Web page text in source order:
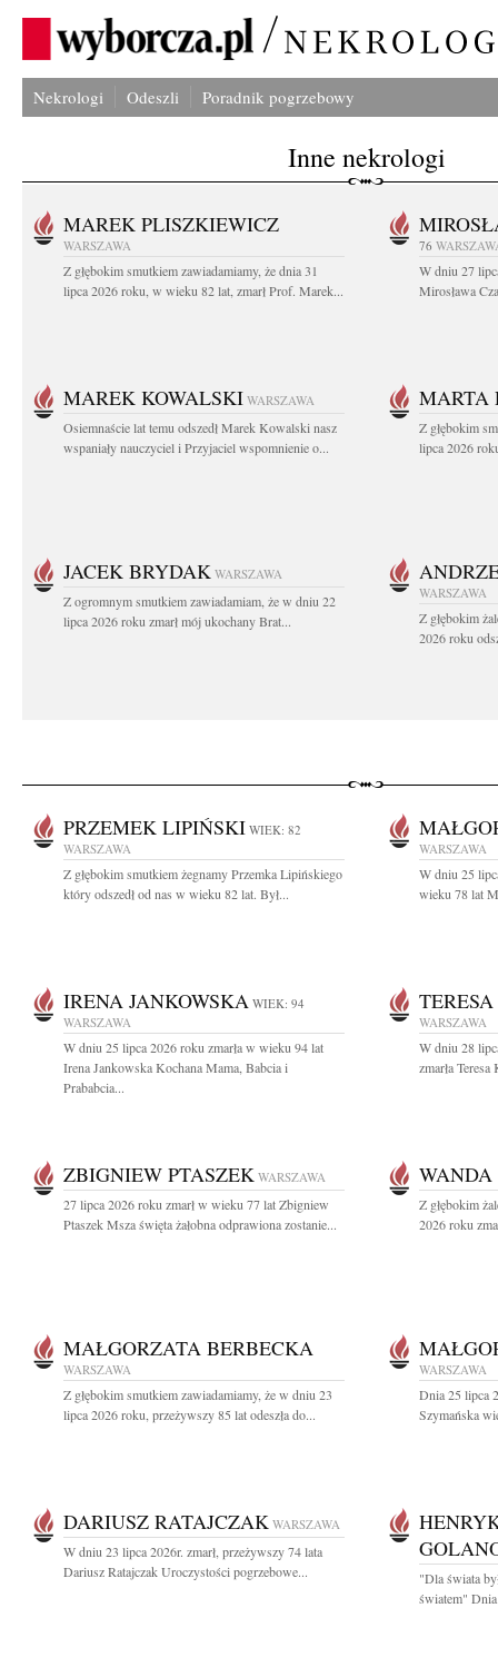
Nekrologi Odeszli Poradnik pogrzebowy
Inne nekrologi
MAREK PLISZKIEWICZ
WARSZAWA
Z głębokim smutkiem zawiadamiamy, że dnia 31
lipca 2026 roku, w wieku 82 lat, zmarł Prof. Marek...
76
W dniu 27
Mirosława
MAREK KOWALSKI WARSZAWA
Osiemnaście lat temu odszedł Marek Kowalski nasz
wspaniały nauczyciel i Przyjaciel wspomnienie o...
MARTA
Z głębokim
lipca 2026
JACEK BRYDAK WARSZAWA
Z ogromnym smutkiem zawiadamiam, że w dniu 22
lipca 2026 roku zmarł mój ukochany Brat...
WARSZAWA
Z głębokim
2026 roku
PRZEMEK LIPIŃSKI WIEK: 82
WARSZAWA
Z głębokim smutkiem żegnamy Przemka Lipińskiego
który odszedł od nas w wieku 82 lat. Był...
WARSZAWA
W dniu 25
wieku 78 lat
IRENA JANKOWSKA WIEK: 94
WARSZAWA
W dniu 25 lipca 2026 roku zmarła w wieku 94 lat
Irena Jankowska Kochana Mama, Babcia i
Prababcia...
WARSZAWA
W dniu 28
zmarła
ZBIGNIEW PTASZEK WARSZAWA
27 lipca 2026 roku zmarł w wieku 77 lat Zbigniew
Ptaszek Msza święta żałobna odprawiona zostanie...
Z głębokim
2026 roku
MAŁGORZATA BERBECKA
WARSZAWA
Z głębokim smutkiem zawiadamiamy, że w dniu 23
lipca 2026 roku, przeżywszy 85 lat odeszła do...
WARSZAWA
Dnia 25 lipca
Szymańska
DARIUSZ RATAJCZAK WARSZAWA
W dniu 23 lipca 2026r. zmarł, przeżywszy 74 lata
Dariusz Ratajczak Uroczystości pogrzebowe...
"Dla świata
światem"